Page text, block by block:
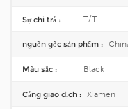
Sự chi trả : T/T
nguồn gốc sản phẩm :
Màu sắc : Black
Cảng giao dịch : Xiamen